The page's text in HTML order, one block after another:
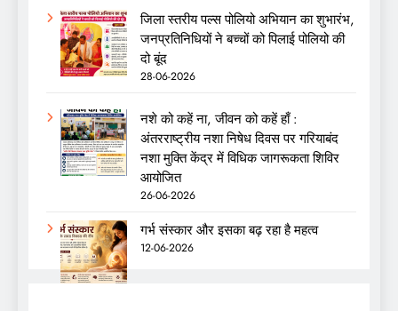
जिला स्तरीय पल्स पोलियो अभियान का शुभारंभ,
जनप्रतिनिधियों ने बच्चों को पिलाई पोलियो की
दो बूंद
28-06-2026
नशे को कहें ना, जीवन को कहें हाँ :
अंतरराष्ट्रीय नशा निषेध दिवस पर गरियाबंद
नशा मुक्ति केंद्र में विधिक जागरूकता शिविर
आयोजित
26-06-2026
गर्भ संस्कार और इसका बढ़ रहा है महत्व
12-06-2026